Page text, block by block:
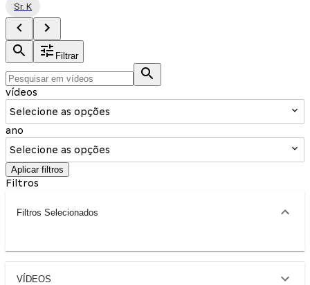
Sr. K
Filtrar
vídeos
Selecione as opções
ano
Selecione as opções
Aplicar filtros
Filtros
Filtros Selecionados
VÍDEOS